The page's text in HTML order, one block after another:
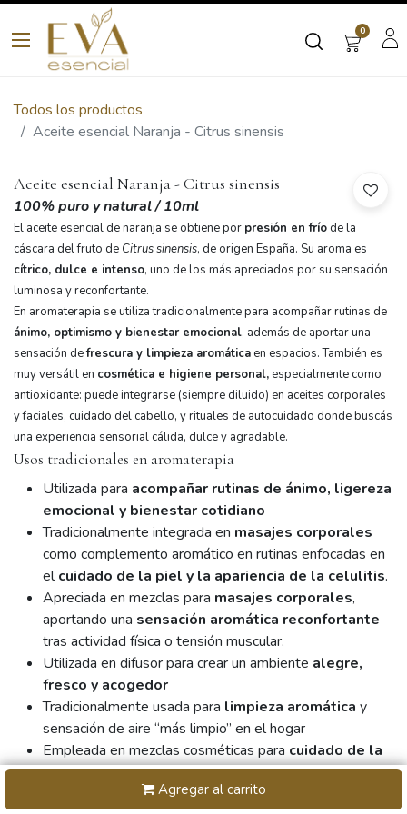
0
Todos los productos
Aceite esencial Naranja - Citrus sinensis
Aceite esencial Naranja - Citrus sinensis
100% puro y natural/ 10ml
El aceite esencial de naranja se obtiene por presión en fríode la
cáscara del fruto de Citrus sinensis, de origen España. Su aroma es
cítrico, dulce e intenso, uno de los más apreciados por su sensación
luminosa y reconfortante.
En aromaterapia se utiliza tradicionalmente para acompañar rutinas de
ánimo, optimismo y bienestar emocional, además de aportar una
sensación defrescura y limpieza aromática en espacios. También es
muy versátil en cosmética e higiene personal, especialmente como
antioxidante: puede integrarse (siempre diluido) en aceites corporales
y faciales, cuidado del cabello, y rituales de autocuidado donde buscás
una experiencia sensorial cálida, dulce y agradable.
Usos tradicionales en aromaterapia
Utilizada para acompañar rutinas de ánimo, ligereza
emocional y bienestar cotidiano
Tradicionalmente integrada en masajes corporales
como complemento aromático en rutinas enfocadas en
elcuidado de la piel y la apariencia de la celulitis.
Apreciada en mezclas para masajes corporales,
aportando una sensación aromática reconfortante
tras actividad física o tensión muscular.
Utilizada en difusor para crear un ambiente alegre,
fresco y acogedor
Tradicionalmente usada para limpieza aromática y
sensación de aire “más limpio” en el hogar
Empleada en mezclas cosméticas para cuidado de la
pieldentro de rutinas de autocuidado
Utilizada en cuidado personal para aportar un aroma
Agregar al carrito